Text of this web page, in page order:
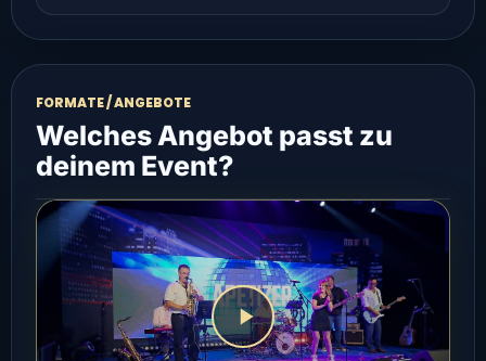
FORMATE / ANGEBOTE
Welches Angebot passt zu
deinem Event?